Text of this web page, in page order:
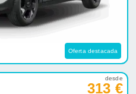
Oferta destacada
desde
313 €